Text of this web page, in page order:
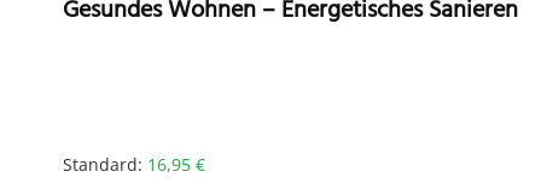
Gesundes Wohnen – Energetisches Sanieren
Standard: 16,95 €